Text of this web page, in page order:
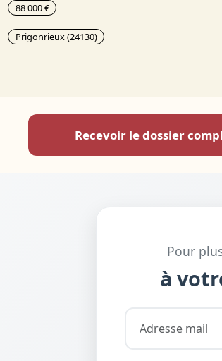
88 000 €
Prigonrieux (24130)
Recevoir le dossier
Pour
à